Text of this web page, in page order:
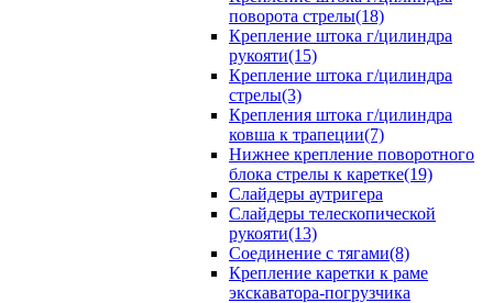
поворота стрелы(18)
Крепление штока г/цилиндра
рукояти(15)
Крепление штока г/цилиндра
стрелы(3)
Крепления штока г/цилиндра
ковша к трапеции(7)
Нижнее крепление поворотного
блока стрелы к каретке(19)
Слайдеры аутригера
Слайдеры телескопической
рукояти(13)
Соединение с тягами(8)
Крепление каретки к раме
экскаватора-погрузчика